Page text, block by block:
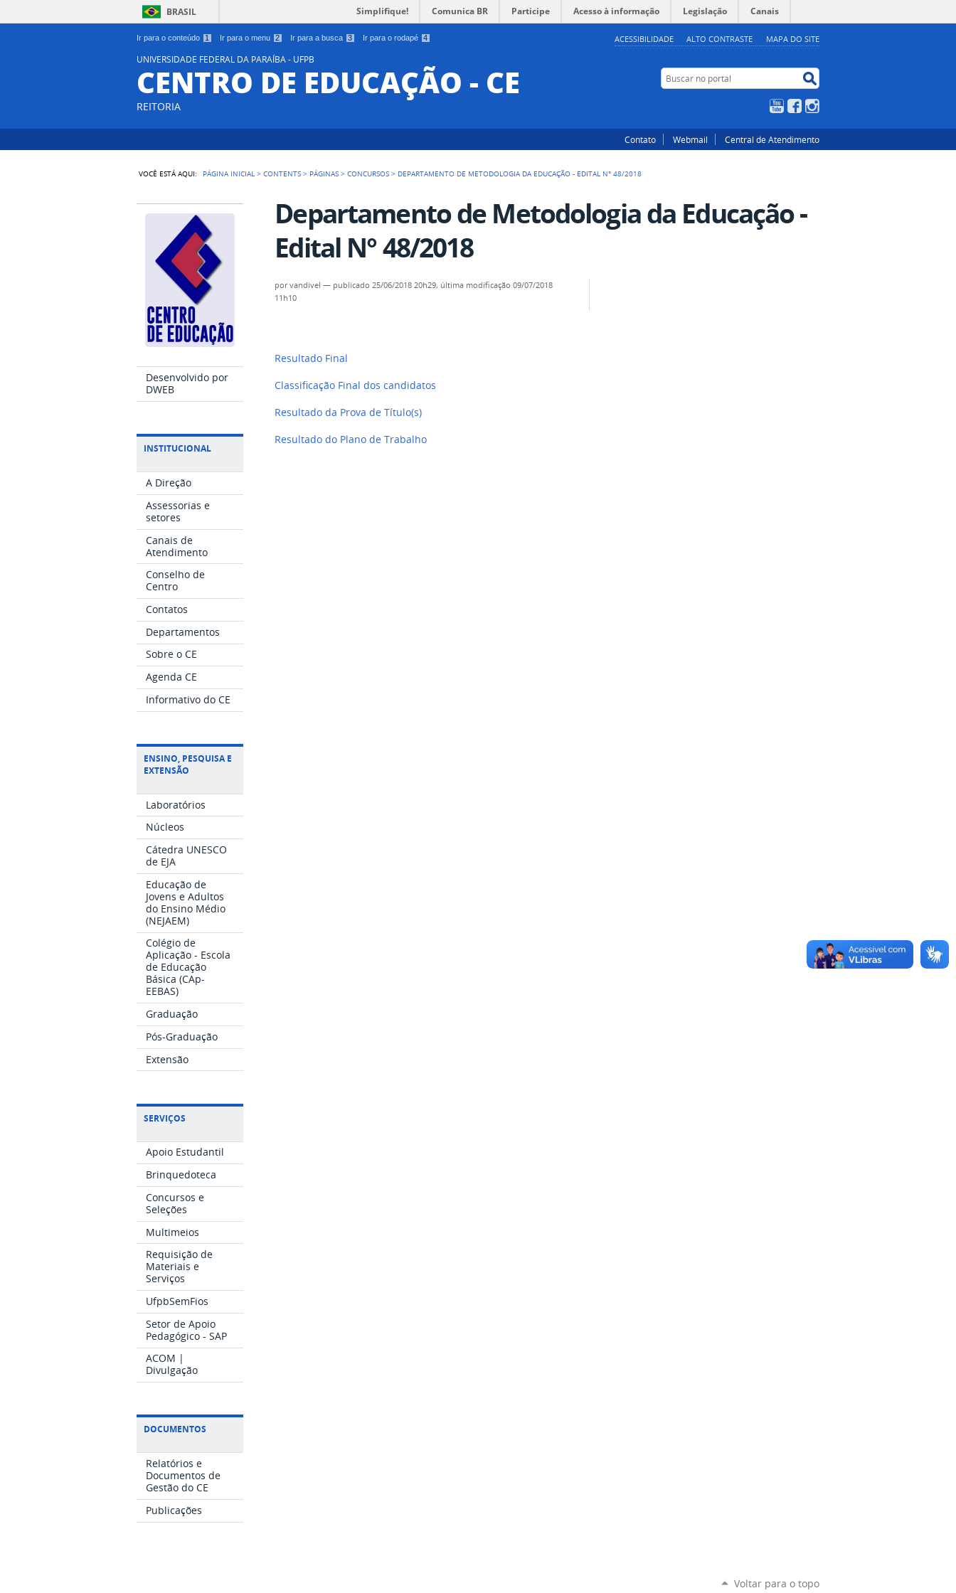
Ir para o conteúdo 1 Ir para o menu 2 Ir para a busca 3 Ir para o rodapé 4 ACESSIBILIDADE ALTO CONTRASTE MAPA DO SITE
BRASIL Simplifique! Comunica BR Participe Acesso à informação Legislação Canais
UNIVERSIDADE FEDERAL DA PARAÍBA - UFPB
CENTRO DE EDUCAÇÃO - CE
REITORIA
Buscar no portal
YouTubeFacebook
Contato Webmail Central de Atendimento
VOCÊ ESTÁ AQUI: PÁGINA INICIAL >CONTENTS > PÁGINAS >CONCURSOS > DEPARTAMENTO DE METODOLOGIA DA EDUCAÇÃO - EDITAL N° 48/2018
Desenvolvido por
DWEB
INSTITUCIONAL
A Direção
Assessorias e
setores
Canais de
Atendimento
Conselho de
Centro
Contatos
Departamentos
Sobre o CE
Agenda CE
Informativo do CE
ENSINO, PESQUISA E
EXTENSÃO
Laboratórios
Núcleos
Cátedra UNESCO
de EJA
Educação de
Jovens e Adultos
do Ensino Médio
(NEJAEM)
Colégio de
Aplicação - Escola
de Educação
Básica (CAp-
EEBAS)
Graduação
Pós-Graduação
Extensão
SERVIÇOS
Apoio Estudantil
Brinquedoteca
Concursos e
Seleções
Multimeios
Requisição de
Materiais e
Serviços
UfpbSemFios
Setor de Apoio
Pedagógico - SAP
ACOM |
Divulgação
DOCUMENTOS
Relatórios e
Documentos de
Gestão do CE
Publicações
Departamento de Metodologia da Educação -
Edital N° 48/2018
porvandivel — publicado 25/06/2018 20h29, última modificação 09/07/2018
11h10
Resultado Final
Classificação Final dos candidatos
Resultado da Prova de Título(s)
Resultado do Plano de Trabalho
Voltar para o topo